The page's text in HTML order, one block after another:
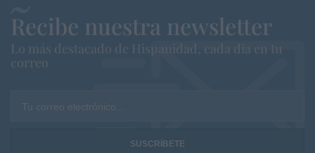
Recibe nuestra newsletter
Lo más destacado de Hispanidad, cada dia en tu
correo
Tu correo electrónico...